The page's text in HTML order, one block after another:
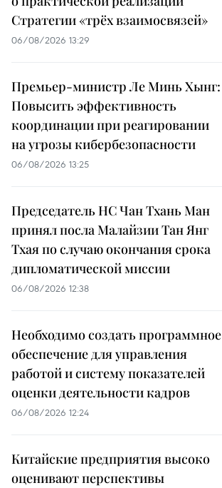
Стратегии «трёх взаимосвязей»
06/08/2026 13:29
Премьер-министр Ле Минь Хынг:
Повысить эффективность
координации при реагировании
на угрозы кибербезопасности
06/08/2026 13:25
Председатель НС Чан Тхань Ман
принял посла Малайзии Тан Янг
Тхая по случаю окончания срока
дипломатической миссии
06/08/2026 12:38
Необходимо создать программное
обеспечение для управления
работой и систему показателей
оценки деятельности кадров
06/08/2026 12:24
Китайские предприятия высоко
оценивают перспективы